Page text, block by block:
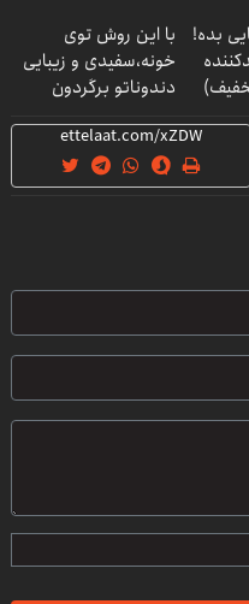
بده!
با این روش توی
خونه،سفیدی و زیبایی
دندوناتو برگردون